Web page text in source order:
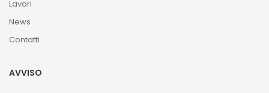
Lavori
News
Contatti
AVVISO